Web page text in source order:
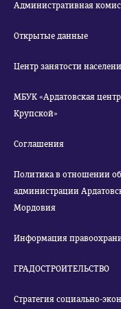
Административная
Открытые данные
Центр занятости
МБУК «Ардатовская
Крупской»
Соглашения
Политика в отношении
администрации
Мордовия
Информация
ГРАДОСТРОИТЕЛЬСТВО
Стратегия социально-